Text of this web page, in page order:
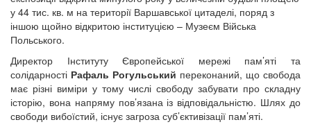
у 44 тис. кв. м на території Варшавської цитаделі, поряд з
іншою щойно відкритою інституцією – Музеєм Війська
Польського.
Директор Інституту Європейської мережі пам’яті та
солідарності Рафаль Рогульський переконаний, що свобода
має різні виміри у тому числі свободу забувати про складну
історію, вона напряму пов’язана із відповідальністю. Шлях до
свободи вибоїстий, існує загроза суб’єктивізації пам’яті.